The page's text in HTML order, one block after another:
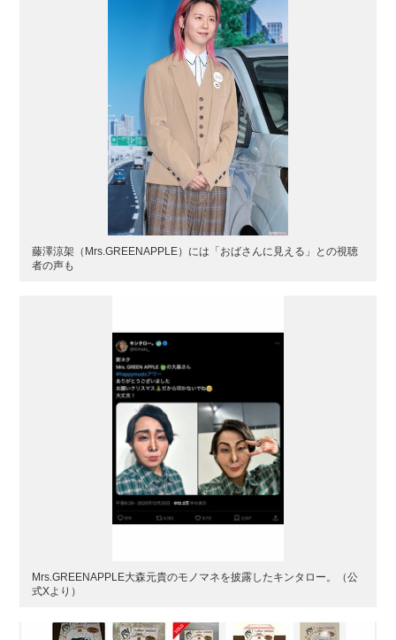
藤澤涼架（Mrs.GREENAPPLE）には「おばさんに見える」との視聴
者の声も
Mrs.GREENAPPLE大森元貴のモノマネを披露したキンタロー。（公
式Xより）